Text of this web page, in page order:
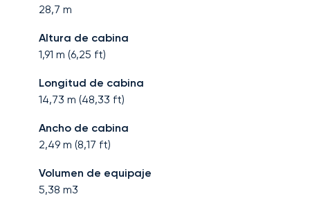
28,7 m
Altura de cabina
1,91 m (6,25 ft)
Longitud de cabina
14,73 m (48,33 ft)
Ancho de cabina
2,49 m (8,17 ft)
Volumen de equipaje
5,38 m3